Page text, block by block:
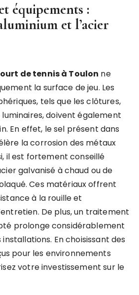
équipements :
et l’acier
de tennis à Toulon ne
la surface de jeu. Les
tels que les clôtures,
doivent également
En effet, le sel présent dans
la corrosion des métaux
il est fortement conseillé
galvanisé à chaud ou de
Ces matériaux offrent
à la rouille et
De plus, un traitement
prolonge considérablement
En choisissant des
pour les environnements
votre investissement sur le